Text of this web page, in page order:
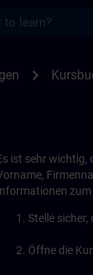
chevron_right
ist sehr wichtig,
zum
Stelle
Öffne die